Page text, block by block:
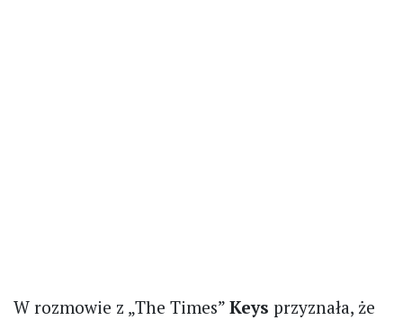
W rozmowie z „The Times” Keys przyznała, że